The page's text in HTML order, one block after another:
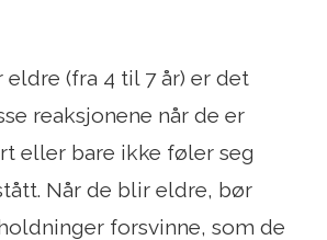
eldre (fra 4 til 7 år) er det
reaksjonene når de er
eller bare ikke føler seg
Når de blir eldre, bør
forsvinne, som de